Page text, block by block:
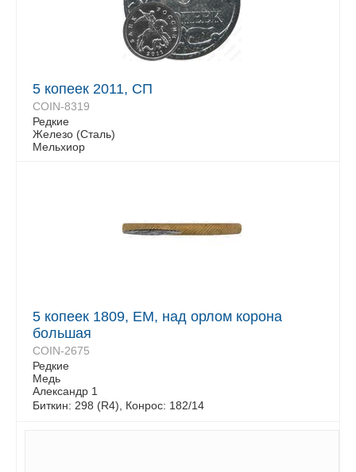
5 копеек 2011, СП
COIN-8319
Редкие
Железо (Сталь)
Мельхиор
5 копеек 1809, ЕМ, над орлом корона
большая
COIN-2675
Редкие
Медь
Александр 1
Биткин: 298 (R4), Конрос: 182/14